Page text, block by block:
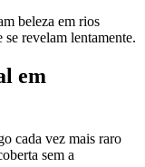
beleza em rios
revelam lentamente.
em
cada vez mais raro
sem a